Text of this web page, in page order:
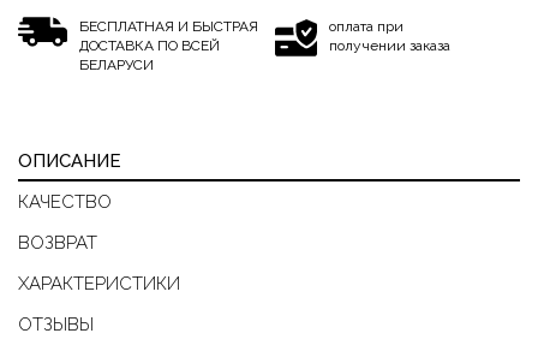
БЕСПЛАТНАЯ И БЫСТРАЯ
ДОСТАВКА ПО ВСЕЙ
БЕЛАРУСИ
оплата при
получении заказа
ОПИСАНИЕ
КАЧЕСТВО
ВОЗВРАТ
ХАРАКТЕРИСТИКИ
ОТЗЫВЫ